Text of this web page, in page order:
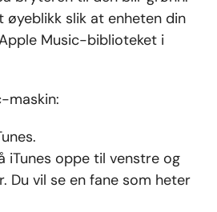
øyeblikk slik at enheten din
Music-biblioteket i
maskin:
iTunes oppe til venstre og
Du vil se en fane som heter